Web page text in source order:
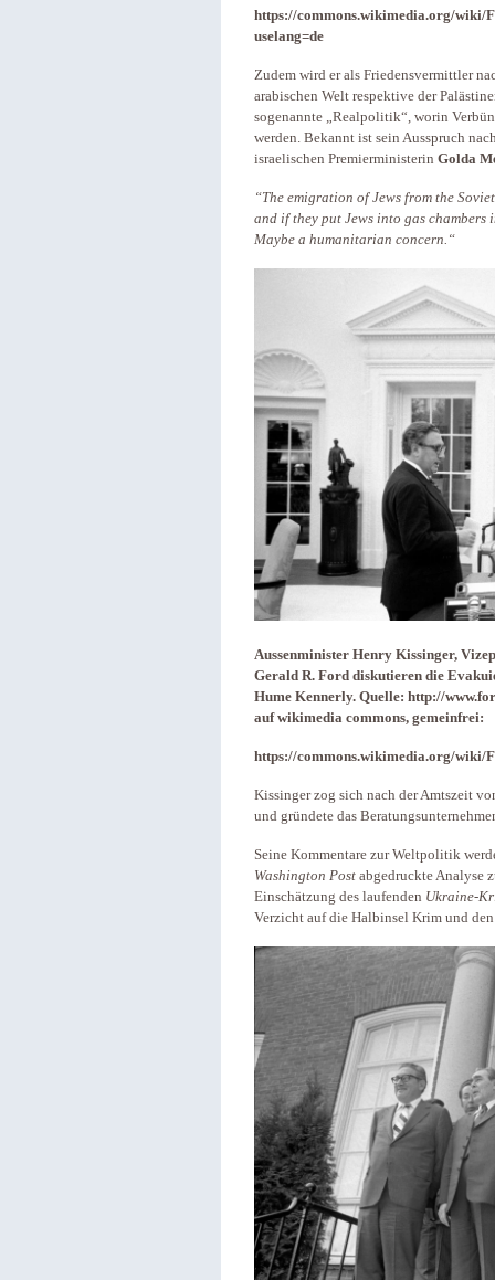
https://commons.wikimedia.org/wiki/
uselang=de
Zudem wird er als Friedensvermittler
arabischen Welt respektive der
sogenannte „Realpolitik“, worin
werden. Bekannt ist sein Ausspruch
israelischen Premierministerin Golda
“The emigration of Jews from the
and if they put Jews into gas
Maybe a humanitarian concern.“
Aussenminister Henry Kissinger,
Gerald R. Ford diskutieren die
Hume Kennerly. Quelle: http://
auf wikimedia commons, gemeinfrei:
https://commons.wikimedia.org/wiki/
Kissinger zog sich nach der Amtszeit
und gründete das
Seine Kommentare zur Weltpolitik
Washington Post abgedruckte Analyse
Einschätzung des laufenden Ukraine-
Verzicht auf die Halbinsel Krim und